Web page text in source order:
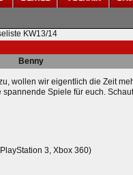
KW13/14
Benny
wollen wir eigentlich die Zeit
Spiele für euch.
3, Xbox 360)